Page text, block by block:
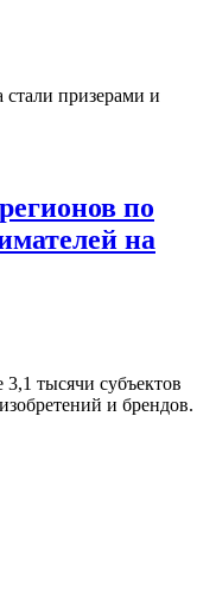
стали призерами и
по
на
3,1 тысячи субъектов
и брендов.